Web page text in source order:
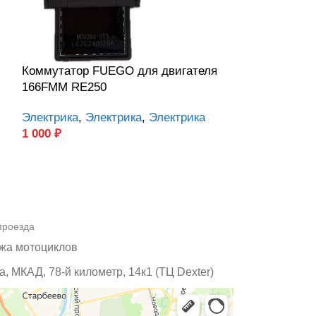
Коммутатор FUEGO для двигателя
166FMM RE250
Электрика, Электрика, Электрика
1 000 ₽
мотоциклов
МКАД, 78-й километр, 14к1 (ТЦ Dexter)